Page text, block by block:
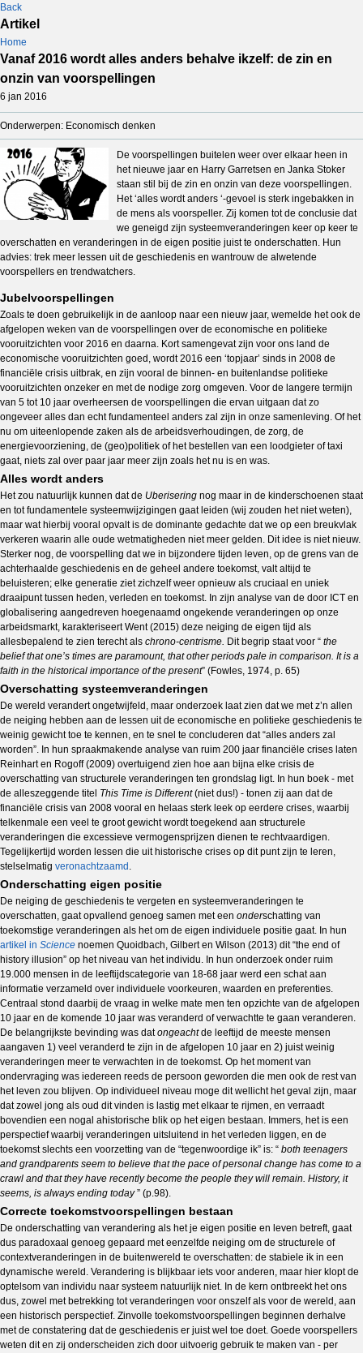
Back
Artikel
Home
Vanaf 2016 wordt alles anders behalve ikzelf: de zin en
onzin van voorspellingen
6 jan 2016
Onderwerpen: Economisch denken
De voorspellingen buitelen weer over elkaar heen in
het nieuwe jaar en Harry Garretsen en Janka Stoker
staan stil bij de zin en onzin van deze voorspellingen.
Het ‘alles wordt anders ‘-gevoel is sterk ingebakken in
de mens als voorspeller. Zij komen tot de conclusie dat
we geneigd zijn systeemveranderingen keer op keer te
overschatten en veranderingen in de eigen positie juist te onderschatten. Hun
advies: trek meer lessen uit de geschiedenis en wantrouw de alwetende
voorspellers en trendwatchers.
Jubelvoorspellingen
Zoals te doen gebruikelijk in de aanloop naar een nieuw jaar, wemelde het ook de
afgelopen weken van de voorspellingen over de economische en politieke
vooruitzichten voor 2016 en daarna. Kort samengevat zijn voor ons land de
economische vooruitzichten goed, wordt 2016 een ‘topjaar’ sinds in 2008 de
financiële crisis uitbrak, en zijn vooral de binnen- en buitenlandse politieke
vooruitzichten onzeker en met de nodige zorg omgeven. Voor de langere termijn
van 5 tot 10 jaar overheersen de voorspellingen die ervan uitgaan dat zo
ongeveer alles dan echt fundamenteel anders zal zijn in onze samenleving. Of het
nu om uiteenlopende zaken als de arbeidsverhoudingen, de zorg, de
energievoorziening, de (geo)politiek of het bestellen van een loodgieter of taxi
gaat, niets zal over paar jaar meer zijn zoals het nu is en was.
Alles wordt anders
Het zou natuurlijk kunnen dat de Uberisering nog maar in de kinderschoenen staat
en tot fundamentele systeemwijzigingen gaat leiden (wij zouden het niet weten),
maar wat hierbij vooral opvalt is de dominante gedachte dat we op een breukvlak
verkeren waarin alle oude wetmatigheden niet meer gelden. Dit idee is niet nieuw.
Sterker nog, de voorspelling dat we in bijzondere tijden leven, op de grens van de
achterhaalde geschiedenis en de geheel andere toekomst, valt altijd te
beluisteren; elke generatie ziet zichzelf weer opnieuw als cruciaal en uniek
draaipunt tussen heden, verleden en toekomst. In zijn analyse van de door ICT en
globalisering aangedreven hoegenaamd ongekende veranderingen op onze
arbeidsmarkt, karakteriseert Went (2015) deze neiging de eigen tijd als
allesbepalend te zien terecht als chrono-centrisme. Dit begrip staat voor “ the
belief that one’s times are paramount, that other periods pale in comparison. It is a
faith in the historical importance of the present” (Fowles, 1974, p. 65)
Overschatting systeemveranderingen
De wereld verandert ongetwijfeld, maar onderzoek laat zien dat we met z’n allen
de neiging hebben aan de lessen uit de economische en politieke geschiedenis te
weinig gewicht toe te kennen, en te snel te concluderen dat “alles anders zal
worden”. In hun spraakmakende analyse van ruim 200 jaar financiële crises laten
Reinhart en Rogoff (2009) overtuigend zien hoe aan bijna elke crisis de
overschatting van structurele veranderingen ten grondslag ligt. In hun boek - met
de alleszeggende titel This Time is Different(niet dus!) - tonen zij aan dat de
financiële crisis van 2008 vooral en helaas sterk leek op eerdere crises, waarbij
telkenmale een veel te groot gewicht wordt toegekend aan structurele
veranderingen die excessieve vermogensprijzen dienen te rechtvaardigen.
Tegelijkertijd worden lessen die uit historische crises op dit punt zijn te leren,
stelselmatig veronachtzaamd .
Onderschatting eigen positie
De neiging de geschiedenis te vergeten en systeemveranderingen te
overschatten, gaat opvallend genoeg samen met een onderschatting van
toekomstige veranderingen als het om de eigen individuele positie gaat. In hun
artikel in Science noemen Quoidbach, Gilbert en Wilson (2013) dit “the end of
history illusion” op het niveau van het individu. In hun onderzoek onder ruim
19.000 mensen in de leeftijdscategorie van 18-68 jaar werd een schat aan
informatie verzameld over individuele voorkeuren, waarden en preferenties.
Centraal stond daarbij de vraag in welke mate men ten opzichte van de afgelopen
10 jaar en de komende 10 jaar was veranderd of verwachtte te gaan veranderen.
De belangrijkste bevinding was datongeachtde leeftijd de meeste mensen
aangaven 1) veel veranderd te zijn in de afgelopen 10 jaar en 2) juist weinig
veranderingen meer te verwachten in de toekomst. Op het moment van
ondervraging was iedereen reeds de persoon geworden die men ook de rest van
het leven zou blijven. Op individueel niveau moge dit wellicht het geval zijn, maar
dat zowel jong als oud dit vinden is lastig met elkaar te rijmen, en verraadt
bovendien een nogal ahistorische blik op het eigen bestaan. Immers, het is een
perspectief waarbij veranderingen uitsluitend in het verleden liggen, en de
toekomst slechts een voorzetting van de “tegenwoordige ik” is: “ both teenagers
and grandparents seem to believe that the pace of personal change has come to a
crawl and that they have recently become the people they will remain. History, it
seems, is always ending today” (p.98).
Correcte toekomstvoorspellingen bestaan
De onderschatting van verandering als het je eigen positie en leven betreft, gaat
dus paradoxaal genoeg gepaard met eenzelfde neiging om de structurele of
contextveranderingen in de buitenwereld te overschatten: de stabiele ik in een
dynamische wereld. Verandering is blijkbaar iets voor anderen, maar hier klopt de
optelsom van individu naar systeem natuurlijk niet. In de kern ontbreekt het ons
dus, zowel met betrekking tot veranderingen voor onszelf als voor de wereld, aan
een historisch perspectief. Zinvolle toekomstvoorspellingen beginnen derhalve
met de constatering dat de geschiedenis er juist wel toe doet. Goede voorspellers
weten dit en zij onderscheiden zich door uitvoerig gebruik te maken van - per